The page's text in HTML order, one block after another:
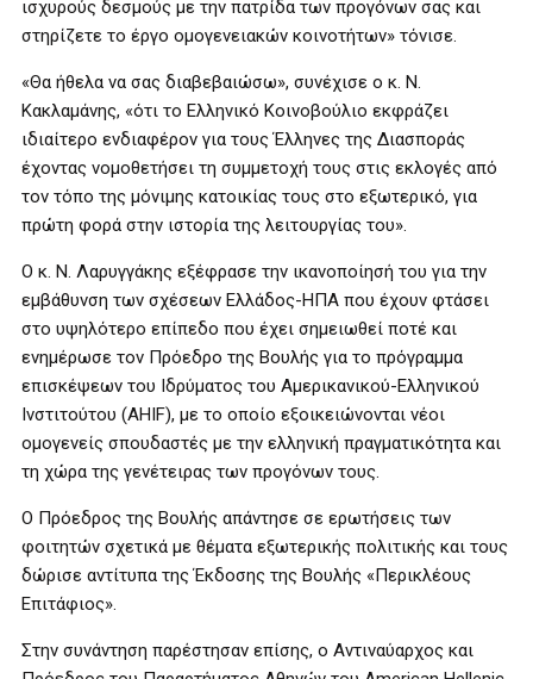
ισχυρούς δεσμούς με την πατρίδα των προγόνων σας και
στηρίζετε το έργο ομογενειακών κοινοτήτων» τόνισε.
«Θα ήθελα να σας διαβεβαιώσω», συνέχισε ο κ. Ν.
Κακλαμάνης, «ότι το Ελληνικό Κοινοβούλιο εκφράζει
ιδιαίτερο ενδιαφέρον για τους Έλληνες της Διασποράς
έχοντας νομοθετήσει τη συμμετοχή τους στις εκλογές από
τον τόπο της μόνιμης κατοικίας τους στο εξωτερικό, για
πρώτη φορά στην ιστορία της λειτουργίας του».
Ο κ. Ν. Λαρυγγάκης εξέφρασε την ικανοποίησή του για την
εμβάθυνση των σχέσεων Ελλάδος-ΗΠΑ που έχουν φτάσει
στο υψηλότερο επίπεδο που έχει σημειωθεί ποτέ και
ενημέρωσε τον Πρόεδρο της Βουλής για το πρόγραμμα
επισκέψεων του Ιδρύματος του Αμερικανικού-Ελληνικού
Ινστιτούτου (ΑΗΙF), με το οποίο εξοικειώνονται νέοι
ομογενείς σπουδαστές με την ελληνική πραγματικότητα και
τη χώρα της γενέτειρας των προγόνων τους.
Ο Πρόεδρος της Βουλής απάντησε σε ερωτήσεις των
φοιτητών σχετικά με θέματα εξωτερικής πολιτικής και τους
δώρισε αντίτυπα της Έκδοσης της Βουλής «Περικλέους
Επιτάφιος».
Στην συνάντηση παρέστησαν επίσης, ο Αντιναύαρχος και